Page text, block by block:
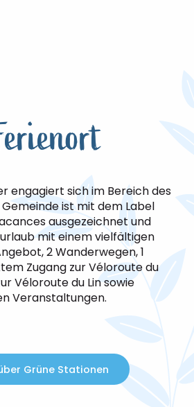
engagiert sich im Bereich des
ist mit dem Label
ausgezeichnet und
mit einem vielfältigen
2 Wanderwegen, 1
Zugang zur Véloroute du
Véloroute du Lin sowie
Veranstaltungen.
Grüne Stationen